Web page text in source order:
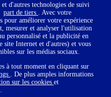
suivre nos actualités.
adresse email pour
d'autres technologies de suivi
part de tiers
. Avec votre
pour améliorer votre expérience
mesurer et analyser l'utilisation
personnalisé et la publicité en
site Internet et d'autres) et vous
sur les médias sociaux.
à tout moment en cliquant sur
. De plus amples informations
sur les cookies et